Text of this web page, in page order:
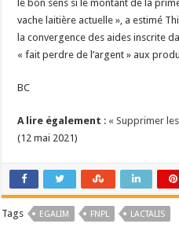
le bon sens si le montant de la
vache laitière actuelle », a estimé
la convergence des aides inscrite
« fait perdre de l’argent » aux
BC
A lire également : « Supprimer
(12 mai 2021)
Tags EGALIM FNPL LACTALIS